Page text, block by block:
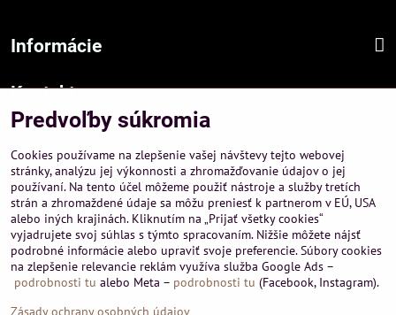
Informácie
Kontakt
Sídlo firmy :
Hurbanová 3807/21, 03601 Martin
Prevádzka a obchodné informácie :
A-PEMA, s.r.o.
Severná 14, 03601 Martin
+421 911 532545
+421 903 807209
Predvoľby súkromia
Cookies používame na zlepšenie vašej návštevy tejto webovej
stránky, analýzu jej výkonnosti a zhromažďovanie údajov o jej
používaní. Na tento účel môžeme použiť nástroje a služby tretích
strán a zhromaždené údaje sa môžu preniesť k partnerom v EÚ, USA
alebo iných krajinách. Kliknutím na „Prijať všetky cookies“
vyjadrujete svoj súhlas s týmto spracovaním. Nižšie môžete nájsť
podrobné informácie alebo upraviť svoje preferencie. Súbory cookies
na zlepšenie relevancie reklám využíva služba Google Ads –
podrobnosti tu alebo Meta – podrobnosti tu (Facebook, Instagram).
Zásady ochrany osobných údajov